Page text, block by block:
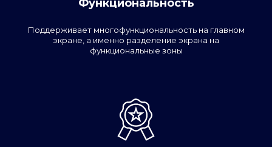
Функциональность
Поддерживает многофункциональность на главном
экране, а именно разделение экрана на
функциональные зоны